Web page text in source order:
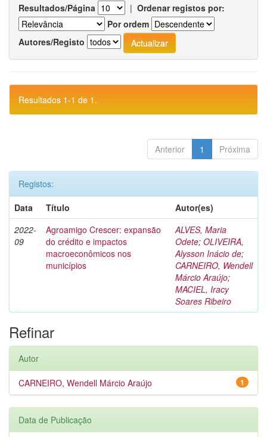
Resultados/Página | Ordenar registos por:
Por ordem
Autores/Registo
Resultados 1-1 de 1.
Anterior 1 Próxima
Registos:
Data
Título
Autor(es)
2022-
09
Agroamigo Crescer: expansão
do crédito e impactos
macroeconômicos nos
municípios
ALVES, Maria
Odete; OLIVEIRA,
Alysson Inácio de;
CARNEIRO, Wendell
Márcio Araújo;
MACIEL, Iracy
Soares Ribeiro
Refinar
Autor
1
CARNEIRO, Wendell Márcio Araújo
Data de Publicação